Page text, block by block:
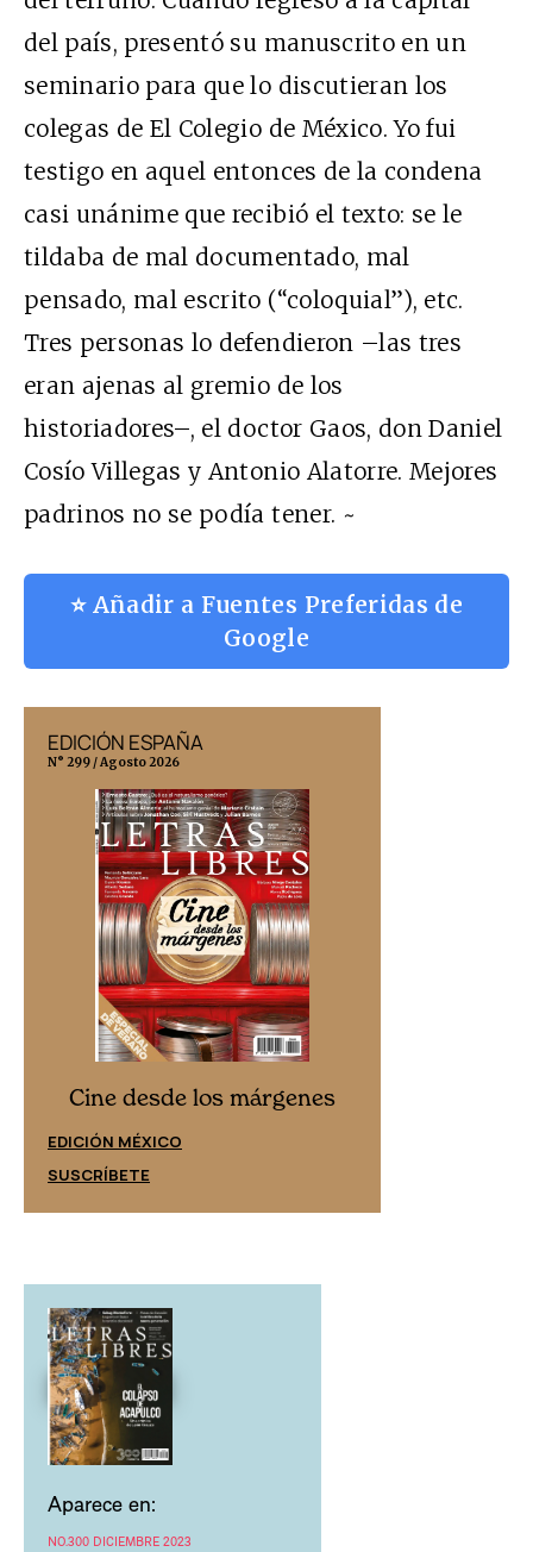
del país, presentó su manuscrito en un
seminario para que lo discutieran los
colegas de El Colegio de México. Yo fui
testigo en aquel entonces de la condena
casi unánime que recibió el texto: se le
tildaba de mal documentado, mal
pensado, mal escrito (“coloquial”), etc.
Tres personas lo defendieron –las tres
eran ajenas al gremio de los
historiadores–, el doctor Gaos, don Daniel
Cosío Villegas y Antonio Alatorre. Mejores
padrinos no se podía tener. ~
⭐ Añadir a Fuentes Preferidas de
Google
EDICIÓN ESPAÑA
N° 299 / Agosto 2026
Cine desde los márgenes
EDICIÓN MÉXICO
SUSCRÍBETE
Aparece en:
NO.300 DICIEMBRE 2023